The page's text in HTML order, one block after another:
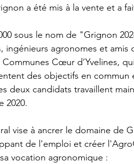
a été mis à la vente et a
sous le nom de "Grignon
ingénieurs agronomes et
Cœur d’Yvelines,
des objectifs en
deux candidats travaillent
2020.
vise à ancrer le domaine de
de l'emploi et créer
vocation agronomique :